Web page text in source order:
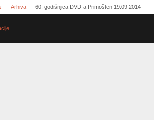
Arhiva 60. godišnjica DVD-a Primošten 19.09.2014